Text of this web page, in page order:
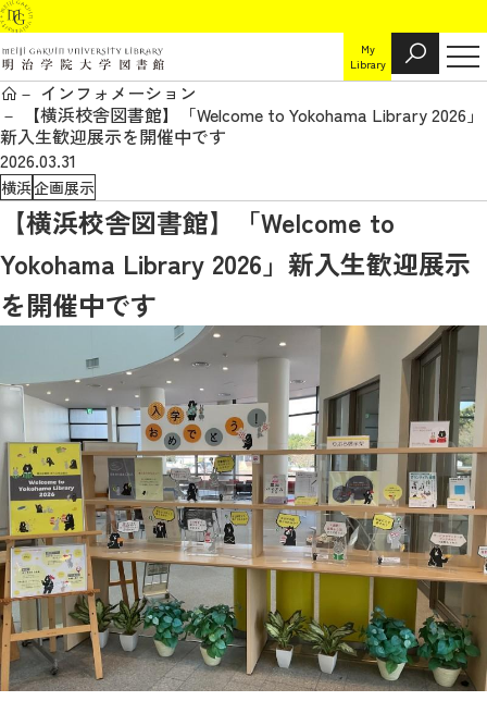
My
Library
インフォメーション
【横浜校舎図書館】「Welcome to Yokohama Library 2026」
新入生歓迎展示を開催中です
2026.03.31
横浜企画展示
【横浜校舎図書館】「Welcome to
Yokohama Library 2026」新入生歓迎展示
を開催中です